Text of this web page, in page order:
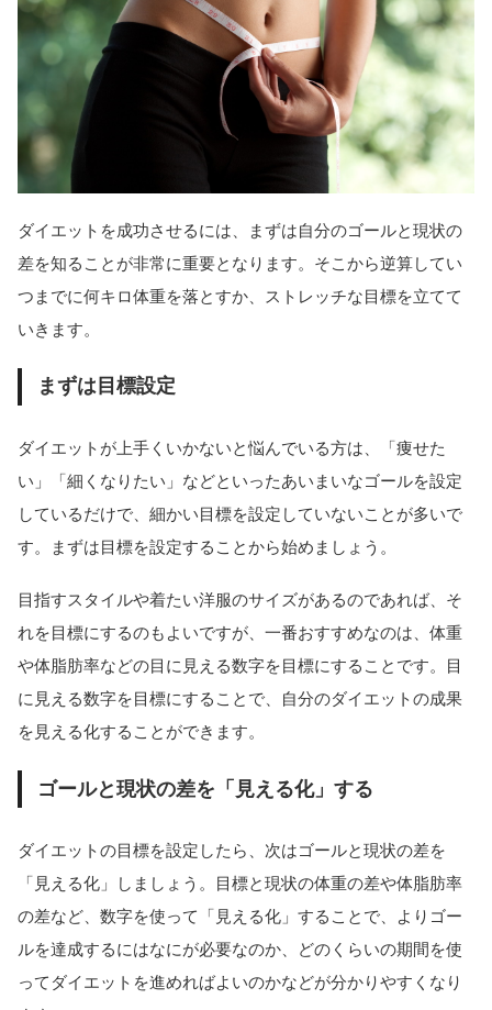
ダイエットを成功させるには、まずは自分のゴールと現状の
差を知ることが非常に重要となります。そこから逆算してい
つまでに何キロ体重を落とすか、ストレッチな目標を立てて
いきます。
まずは目標設定
ダイエットが上手くいかないと悩んでいる方は、「痩せた
い」「細くなりたい」などといったあいまいなゴールを設定
しているだけで、細かい目標を設定していないことが多いで
す。まずは目標を設定することから始めましょう。
目指すスタイルや着たい洋服のサイズがあるのであれば、そ
れを目標にするのもよいですが、一番おすすめなのは、体重
や体脂肪率などの目に見える数字を目標にすることです。目
に見える数字を目標にすることで、自分のダイエットの成果
を見える化することができます。
ゴールと現状の差を「見える化」する
ダイエットの目標を設定したら、次はゴールと現状の差を
「見える化」しましょう。目標と現状の体重の差や体脂肪率
の差など、数字を使って「見える化」することで、よりゴー
ルを達成するにはなにが必要なのか、どのくらいの期間を使
ってダイエットを進めればよいのかなどが分かりやすくなり